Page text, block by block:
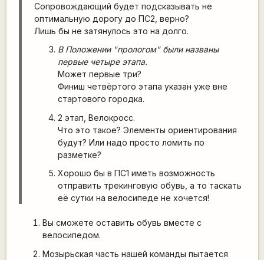
Сопровождающий будет подсказывать не
оптимальную дорогу до ПС2, верно?
Лишь бы не затянулось это на долго.
В Положении "прологом" были названы
первые четыре этапа.
Может первые три?
Финиш четвёртого этапа указан уже вне
стартового городка.
2 этап, Велокросс.
Что это такое? Элементы ориентирования
будут? Или надо просто ломить по
разметке?
Хорошо бы в ПС1 иметь возможность
отправить трекинговую обувь, а то таскать
её сутки на велосипеде не хочется!
Вы сможете оставить обувь вместе с
велосипедом.
Мозырьская часть нашей команды пытается